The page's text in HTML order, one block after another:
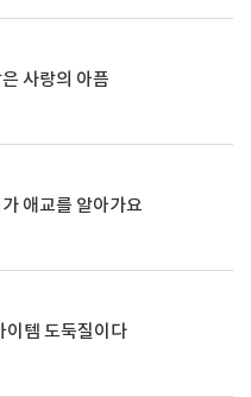
사랑의 아픔
애교를 알아가요
이템 도둑질이다